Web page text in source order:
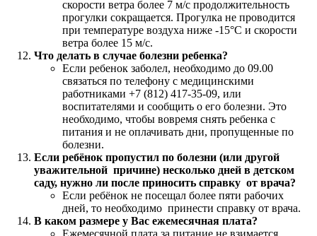
скорости ветра более 7 м/с продолжительность
прогулки сокращается. Прогулка не проводится
при температуре воздуха ниже -15°С и скорости
ветра более 15 м/с.
Что делать в случае болезни ребенка?
Если ребенок заболел, необходимо до 09.00
связаться по телефону с медицинскими
работниками +7 (812) 417-35-09, или
воспитателями и сообщить о его болезни. Это
необходимо, чтобы вовремя снять ребенка с
питания и не оплачивать дни, пропущенные по
болезни.
Если ребёнок пропустил по болезни (или другой
уважительной причине) несколько дней в детском
саду, нужно ли после приносить справку от врача?
Если ребёнок не посещал более пяти рабочих
дней, то необходимо принести справку от врача.
В каком размере у Вас ежемесячная плата?